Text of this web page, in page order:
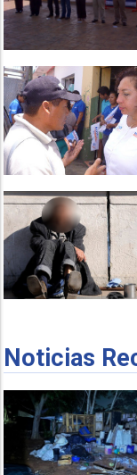
Noticias